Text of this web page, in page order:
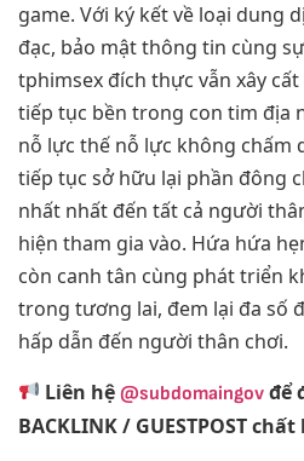
game. Với ký kết về loại dung
đạc, bảo mật thông tin cùng
tphimsex đích thực vẫn xây
tiếp tục bền trong con tim địa
nỗ lực thế nỗ lực không chấm
tiếp tục sở hữu lại phần đông
nhất nhất đến tất cả người
hiện tham gia vào. Hứa hứa
còn canh tân cùng phát triển
trong tương lai, đem lại đa số
hấp dẫn đến người thân chơi.
Liên hệ@subdomaingov để
BACKLINK / GUESTPOST